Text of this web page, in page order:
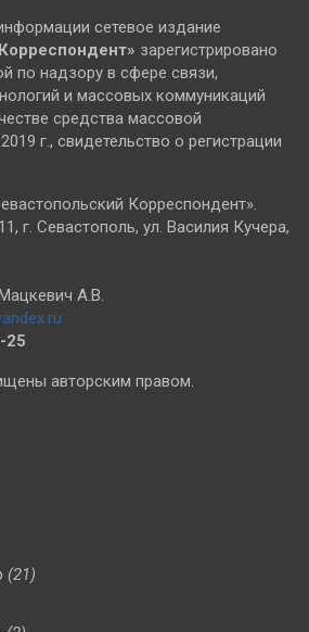
сетевое издание
Корреспондент» зарегистрировано
по надзору в сфере связи,
и массовых коммуникаций
средства массовой
г., свидетельство о регистрации
Корреспондент».
г. Севастополь, ул. Василия Кучера,
А.В.
25
авторским правом.
(21)